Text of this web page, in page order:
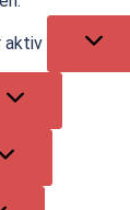
aktiv